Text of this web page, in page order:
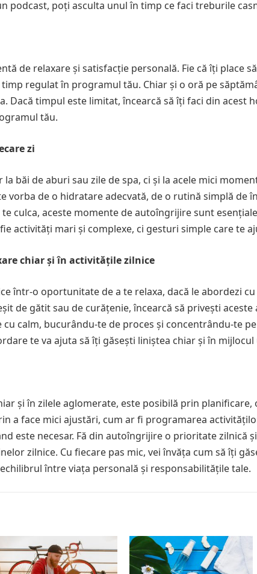
podcast, poți asculta unul în timp ce faci treburile
de relaxare și satisfacție personală. Fie că îți place
regulat în programul tău. Chiar și o oră pe
Dacă timpul este limitat, încearcă să îți faci din acest
tău.
zi
băi de aburi sau zile de spa, ci și la acele mici
vorba de o hidratare adecvată, de o rutină simplă de
culca, aceste momente de autoîngrijire sunt
activități mari și complexe, ci gesturi simple care te
chiar și în activitățile zilnice
într-o oportunitate de a te relaxa, dacă le abordezi
de gătit sau de curățenie, încearcă să privești
calm, bucurându-te de proces și concentrându-te
te va ajuta să îți găsești liniștea chiar și în
și în zilele aglomerate, este posibilă prin planificare,
a face mici ajustări, cum ar fi programarea
este necesar. Fă din autoîngrijire o prioritate zilnică
zilnice. Cu fiecare pas mic, vei învăța cum să îți
între viața personală și responsabilitățile tale.